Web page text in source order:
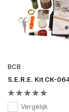
BCB
S.E.R.E. Kit CK-
Vergelijk